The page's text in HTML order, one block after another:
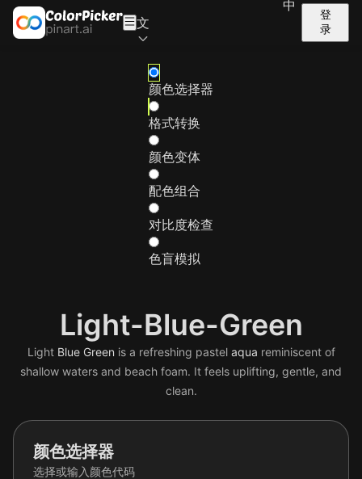
中
文
登
录
颜色选择器
格式转换
颜色变体
配色组合
对比度检查
色盲模拟
Light-Blue-Green
Light Blue Green is a refreshing pastel aqua reminiscent of
shallow waters and beach foam. It feels uplifting, gentle, and
clean.
颜色选择器
选择或输入颜色代码